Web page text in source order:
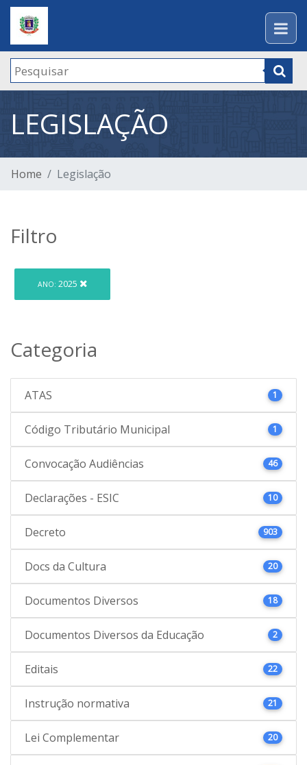
LEGISLAÇÃO
Home Legislação
Filtro
ANO: 2025
Categoria
ATAS 1
Código Tributário Municipal 1
Convocação Audiências 46
Declarações - ESIC 10
Decreto 903
Docs da Cultura 20
Documentos Diversos 18
Documentos Diversos da Educação 2
Editais 22
Instrução normativa 21
Lei Complementar 20